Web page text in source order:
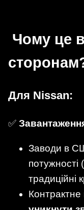
Чому це
Для Nissan:
✅
Заводи в
традиційні